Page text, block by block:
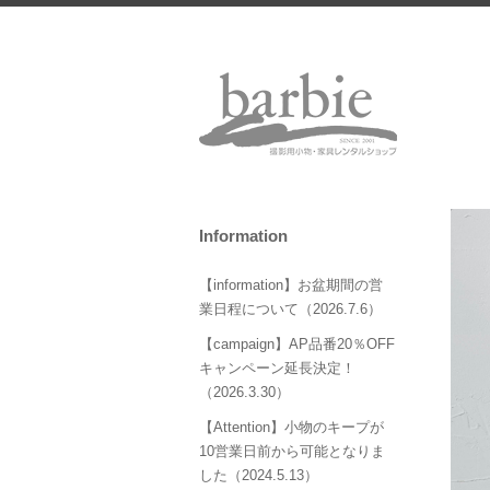
Information
【information】お盆期間の営
業日程について（2026.7.6）
【campaign】AP品番20％OFF
キャンペーン延長決定！
（2026.3.30）
【Attention】小物のキープが
10営業日前から可能となりま
した（2024.5.13）